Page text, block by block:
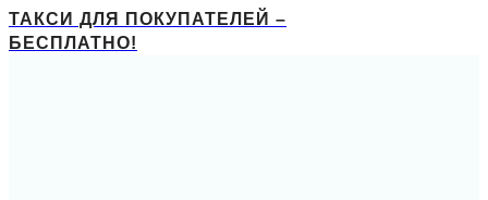
ТАКСИ ДЛЯ ПОКУПАТЕЛЕЙ –
БЕСПЛАТНО!